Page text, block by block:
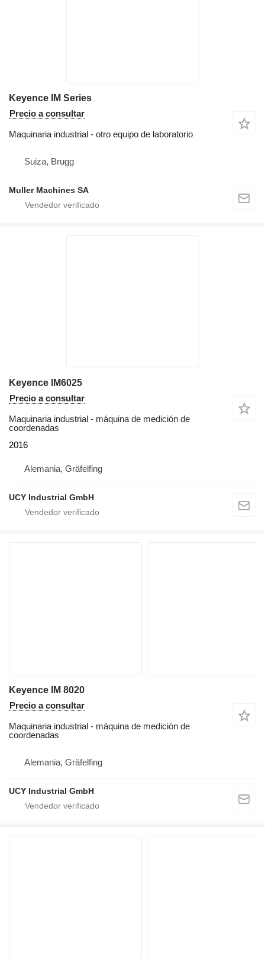
Keyence IM Series
Precio a consultar
Maquinaria industrial - otro equipo de laboratorio
Suiza, Brugg
Muller Machines SA
Keyence IM6025
Precio a consultar
Maquinaria industrial - máquina de medición de
coordenadas
2016
Alemania, Gräfelfing
UCY Industrial GmbH
Keyence IM 8020
Precio a consultar
Maquinaria industrial - máquina de medición de
coordenadas
Alemania, Gräfelfing
UCY Industrial GmbH